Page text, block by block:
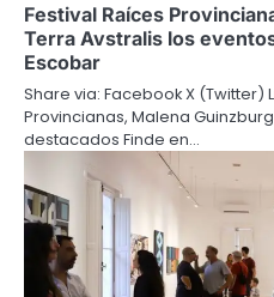
Festival Raíces
Terra Avstralis los
Escobar
Share via: Facebook X (Twitter)
Provincianas, Malena
destacados Finde en…